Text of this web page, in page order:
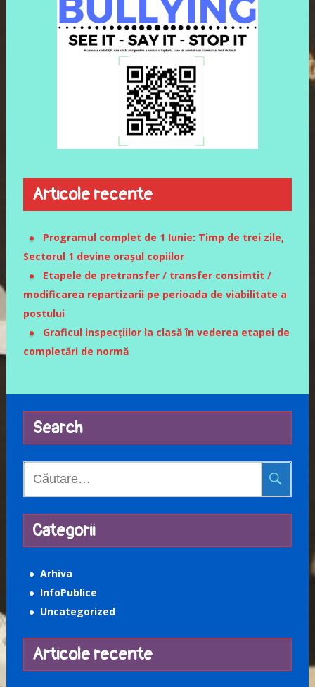
Articole recente
Programul complet de 1 Iunie: Timp de trei zile,
Sectorul 1 devine orașul copiilor
Etapele de pretransfer / transfer consimtit /
modificarea repartizarii pe perioada de viabilitate a
postului
Graficul inspecțiilor la clasă în vederea etapei de
completări de normă
Search
Caută
Categorii
Arhiva
InfoPublice
Uncategorized
Articole recente